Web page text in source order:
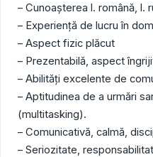
– Cunoaşterea l. română, l.
– Experienţă de lucru în
– Aspect fizic plăcut
– Prezentabilă, aspect
– Abilităţi excelente de
– Aptitudinea de a urmări
(multitasking).
– Comunicativă, calmă,
– Seriozitate,